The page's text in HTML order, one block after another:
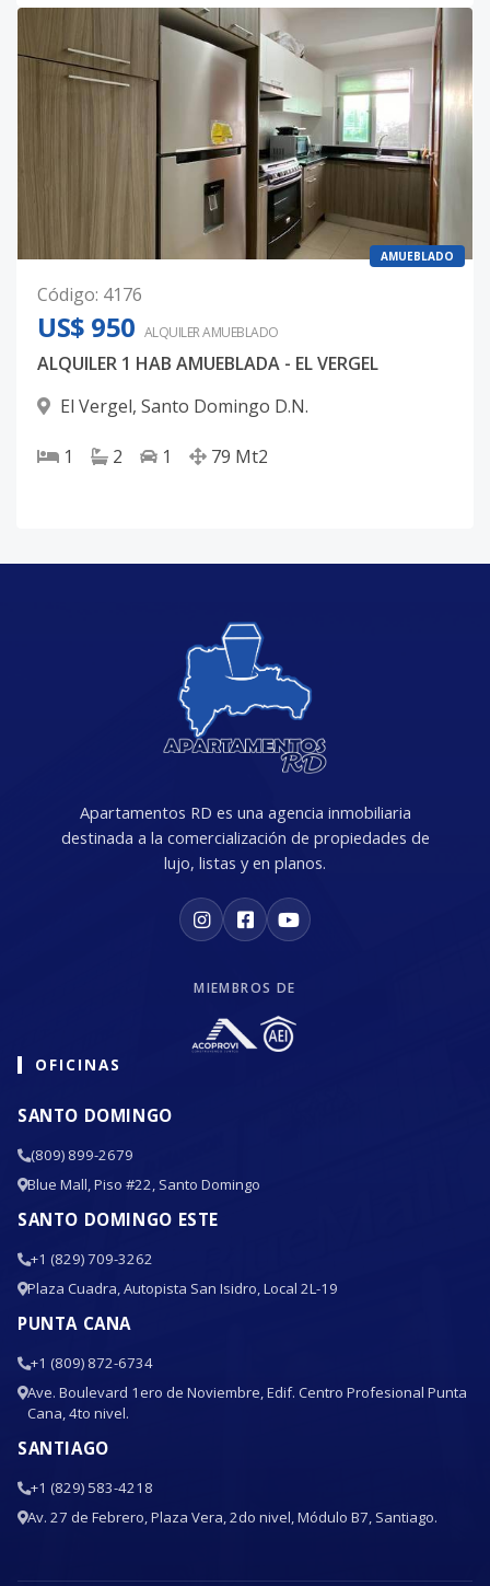
AMUEBLADO
Código: 4176
US$ 950 ALQUILERAMUEBLADO
ALQUILER 1 HAB AMUEBLADA - EL VERGEL
El Vergel, Santo Domingo D.N.
1 2 1 79 Mt2
Apartamentos RD es una agencia inmobiliaria
destinada a la comercialización de propiedades de
lujo, listas y en planos.
MIEMBROS DE
OFICINAS
SANTO DOMINGO
(809) 899-2679
Blue Mall, Piso #22, Santo Domingo
SANTO DOMINGO ESTE
+1 (829) 709-3262
Plaza Cuadra, Autopista San Isidro, Local 2L-19
PUNTA CANA
+1 (809) 872-6734
Ave. Boulevard 1ero de Noviembre, Edif. Centro Profesional Punta
Cana, 4to nivel.
SANTIAGO
+1 (829) 583-4218
Av. 27 de Febrero, Plaza Vera, 2do nivel, Módulo B7, Santiago.